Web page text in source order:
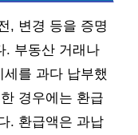
, 변경 등을 증명
. 부동산 거래나
를 과다 납부했
경우에는 환급
. 환급액은 과납